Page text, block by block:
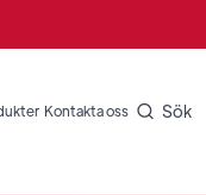
Kontakta oss Sök